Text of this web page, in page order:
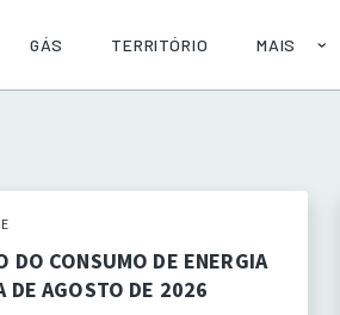
GÁS TERRITÓRIO MAIS
DO CONSUMO DE ENERGIA
DE AGOSTO DE 2026